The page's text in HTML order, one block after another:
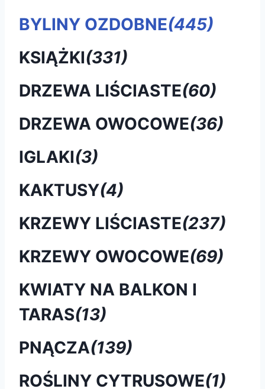
BYLINY OZDOBNE(445)
KSIĄŻKI(331)
DRZEWA LIŚCIASTE(60)
DRZEWA OWOCOWE(36)
IGLAKI(3)
KAKTUSY(4)
KRZEWY LIŚCIASTE(237)
KRZEWY OWOCOWE(69)
KWIATY NA BALKON I
TARAS(13)
PNĄCZA(139)
ROŚLINY CYTRUSOWE(1)